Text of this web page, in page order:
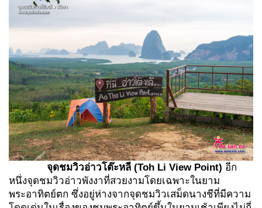
จุดชมวิวอ่าวโต๊ะหลี (Toh Li View Point) อีก
หนึ่งจุดชมวิวอ่าวพังงาที่สวยงามโดยเฉพาะในยาม
พระอาทิตย์ตก ซึ่งอยู่ห่างจากจุดชมวิวเสม็ดนางชีที่มีความ